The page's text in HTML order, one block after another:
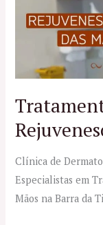
Clínica de
Especialistas em
Mãos na Barra da
Rejuvenescimento